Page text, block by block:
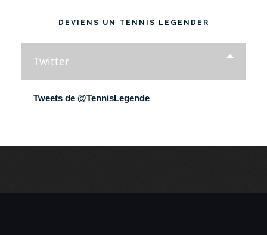
DEVIENS UN TENNIS LEGENDER
Twitter
Tweets de @TennisLegende